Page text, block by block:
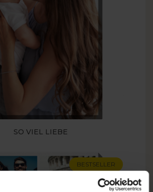
SO VIEL LIEBE
BESTSELLER